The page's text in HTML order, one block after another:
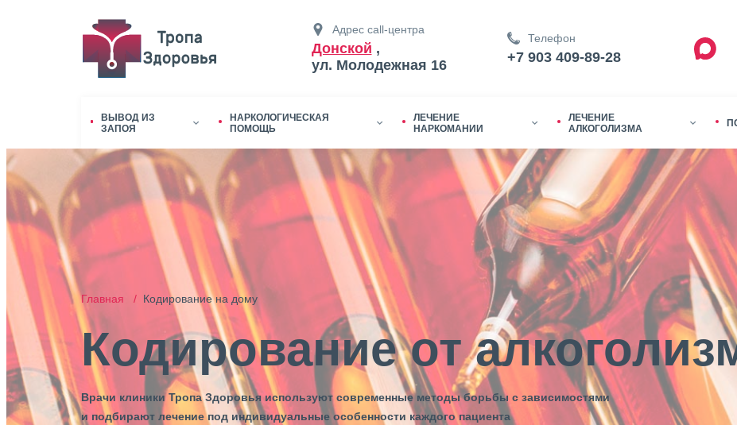
Адрес call-центра
Донской ,
ул. Молодежная 16
Телефон
+7 903 409-89-28
ВЫВОД ИЗ
ЗАПОЯ
НАРКОЛОГИЧЕСКАЯ
ПОМОЩЬ
ЛЕЧЕНИЕ
НАРКОМАНИИ
ЛЕЧЕНИЕ
АЛКОГОЛИЗМА
Главная / Кодирование на дому
Кодирование от
Врачи клиники Тропа Здоровья используют современные методы борьбы с зависимостями
и подбирают лечение под индивидуальные особенности каждого пациента